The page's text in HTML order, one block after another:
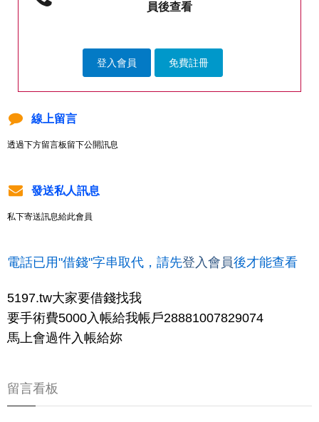
員後查看
登入會員 免費註冊
線上留言
透過下方留言板留下公開訊息
發送私人訊息
私下寄送訊息給此會員
電話已用"借錢"字串取代，請先登入會員後才能查看
5197.tw大家要借錢找我
要手術費5000入帳給我帳戶28881007829074
馬上會過件入帳給妳
留言看板